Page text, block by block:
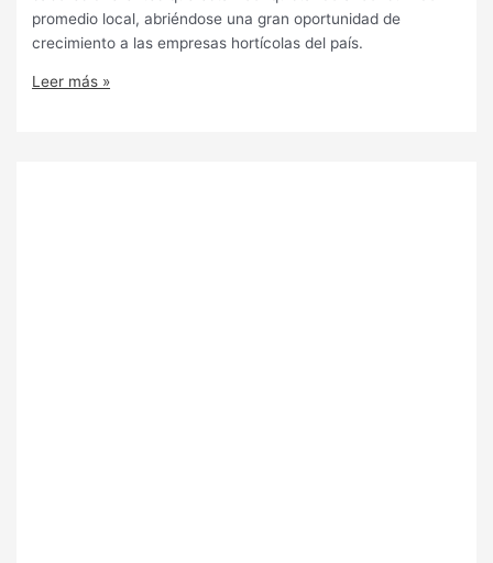
promedio local, abriéndose una gran oportunidad de
crecimiento a las empresas hortícolas del país.
Leer más »